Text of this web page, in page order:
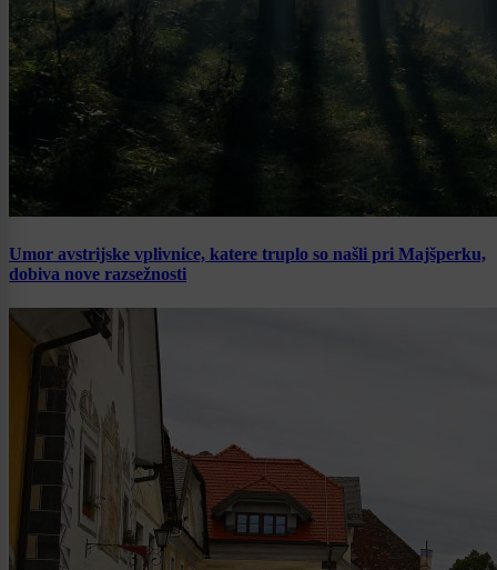
Umor avstrijske vplivnice, katere truplo so našli pri Majšperku,
dobiva nove razsežnosti